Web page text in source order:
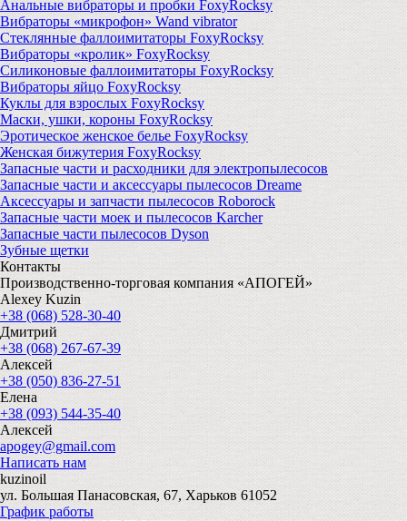
Анальные вибраторы и пробки FoxyRocksy
Вибраторы «микрофон» Wand vibrator
Стеклянные фаллоимитаторы FoxyRocksy
Вибраторы «кролик» FoxyRocksy
Силиконовые фаллоимитаторы FoxyRocksy
Вибраторы яйцо FoxyRocksy
Куклы для взрослых FoxyRocksy
Маски, ушки, короны FoxyRocksy
Эротическое женское белье FoxyRocksy
Женская бижутерия FoxyRocksy
Запасные части и расходники для электропылесосов
Запасные части и аксессуары пылесосов Dreame
Аксессуары и запчасти пылесосов Roborock
Запасные части моек и пылесосов Karcher
Запасные части пылесосов Dyson
Зубные щетки
Контакты
Производственно-торговая компания «АПОГЕЙ»
Alexey Kuzin
+38 (068) 528-30-40
Дмитрий
+38 (068) 267-67-39
Алексей
+38 (050) 836-27-51
Елена
+38 (093) 544-35-40
Алексей
apogey@gmail.com
Написать нам
kuzinoil
ул. Большая Панасовская, 67, Харьков 61052
График работы